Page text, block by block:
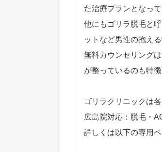
た治療プランとなっ
他にもゴリラ脱毛と
ットなど男性の抱える
無料カウンセリング
が整っているのも特徴
ゴリラクリニックは
広島院対応：脱毛・
詳しくは以下の専用